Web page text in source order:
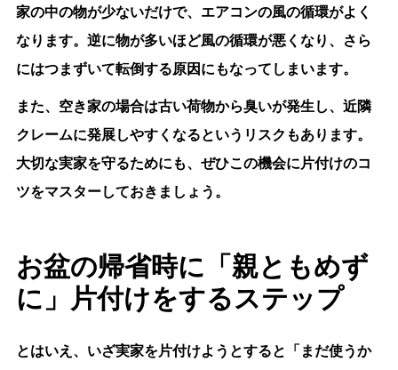
家の中の物が少ないだけで、エアコンの風の循環がよく
なります。逆に物が多いほど風の循環が悪くなり、さら
にはつまずいて転倒する原因にもなってしまいます。
また、空き家の場合は古い荷物から臭いが発生し、近隣
クレームに発展しやすくなるというリスクもあります。
大切な実家を守るためにも、ぜひこの機会に片付けのコ
ツをマスターしておきましょう。
お盆の帰省時に「親ともめず
に」片付けをするステップ
とはいえ、いざ実家を片付けようとすると「まだ使うか